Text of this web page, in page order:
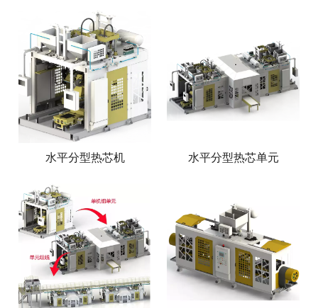
水平分型热芯机 水平分型热芯单元